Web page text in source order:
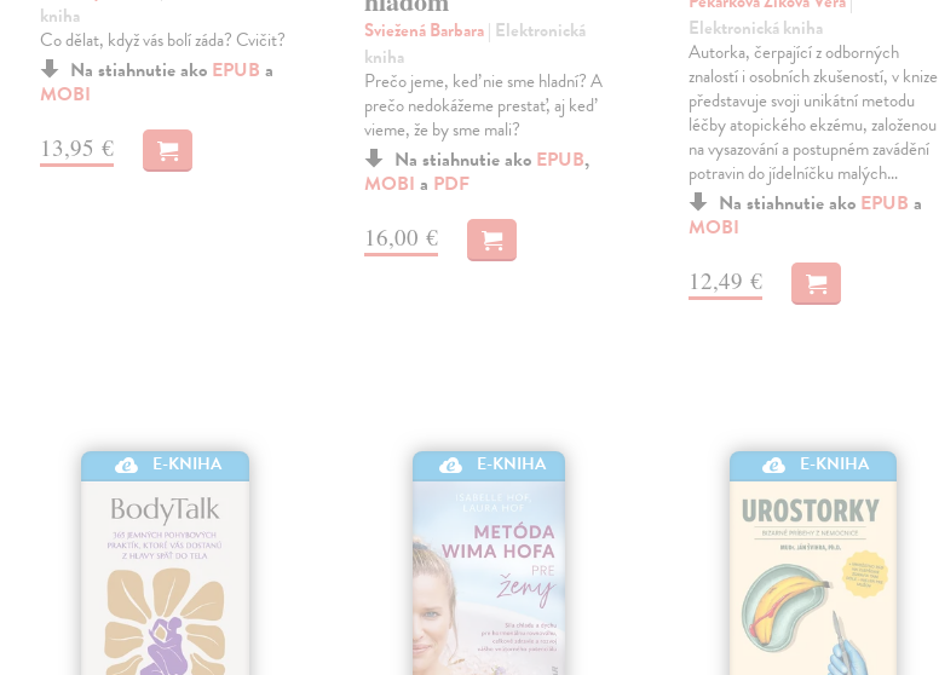
kniha
Co dělat, když vás bolí záda? Cvičit?
Na stiahnutie ako EPUB a
MOBI
13,95 €
Sviežená Barbara| Elektronická
kniha
Prečo jeme, keď nie sme hladní? A
prečo nedokážeme prestať, aj keď
vieme, že by sme mali?
Na stiahnutie ako EPUB,
MOBI a PDF
16,00 €
Elektronická kniha
Autorka, čerpající z odborných
znalostí i osobních zkušeností, v knize
představuje svoji unikátní metodu
léčby atopického ekzému, založenou
na vysazování a postupném zavádění
potravin do jídelníčku malých…
Na stiahnutie ako EPUB a
MOBI
12,49 €
E-KNIHA E-KNIHA E-KNIHA